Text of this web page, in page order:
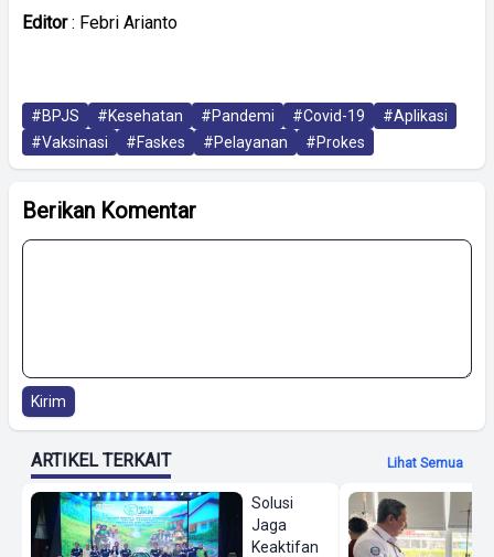
Editor: Febri Arianto
#BPJS #Kesehatan #Pandemi #Covid-19
#Aplikasi
#Vaksinasi
#Faskes #Pelayanan #Prokes
Berikan Komentar
Kirim
ARTIKEL TERKAIT Lihat Semua
Solusi
Jaga
Keaktifan